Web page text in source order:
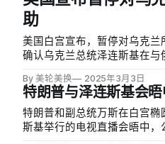
助
美国白宫宣布，暂停对乌克
确认乌克兰总统泽连斯基在与
需要合作伙伴同样致力于这一
五特朗普与泽连斯基在白宫发
By 美轮美换 2025年3月3日
特朗普与泽连斯基会
特朗普和副总统万斯在白宫
斯基举行的电视直播会晤中，